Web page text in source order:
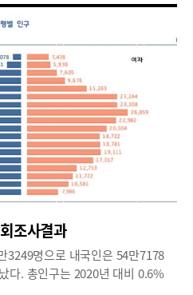
상이 대상이며, 조사대상 기간 <
2023년 8월 31일까지의 기간을
격에 따라 조사대상, 연령, 조사대
으며, 통계표에 수록된 숫자는 반
또는 총계가 일치하지 않는 경우
여가, 교육, 소득과 소비, 일자리
(기본 항목 제외) 62개 항목의 조
15일(15일간)이며, 조사대상은
이상 가구원이다.2022년 안양시
으로 많아2022년 안양시의 총인구
만8228명, 외국인은 6119명으로
나타났다. 총인구는 전년 대비
년 기준 총 인구의 1.1%의 비율을
역별 인구(외국인 제외)는 관양1
으로 석수2동(3만593명), 비산1동
조사결과
3249명으로 내국인은 54만7178
다. 총인구는 2020년 대비 0.6%